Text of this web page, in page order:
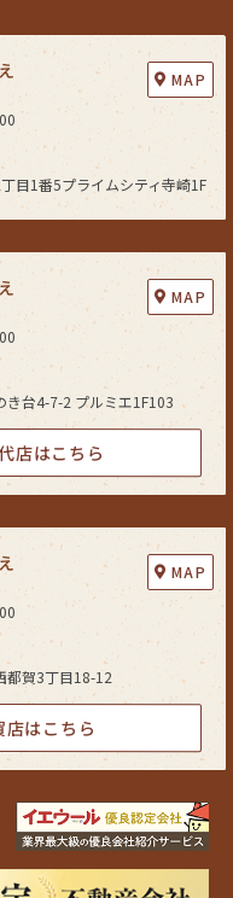
目1番5プライムシティ寺崎1F
MAP
き台4-7-2 プルミエ1F103
MAP
店はこちら
都賀3丁目18-12
MAP
店はこちら